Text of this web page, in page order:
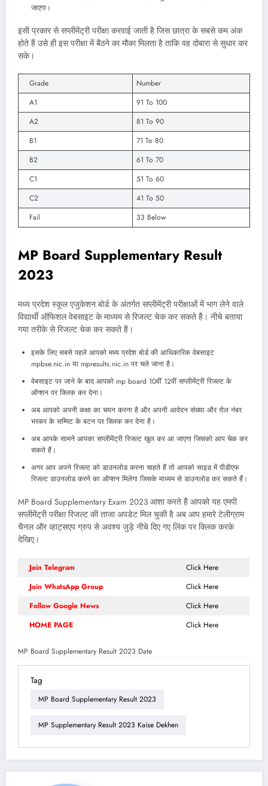
जाएगा।
इसी प्रकार से सप्लीमेंट्री परीक्षा करवाई जाती है जिस छात्रा के सबसे कम अंक
होते हैं उसे ही इस परीक्षा में बैठने का मौका मिलता है ताकि वह दोबारा से सुधार कर
सके।
Grade
Number
A1
91 To 100
A2
81 To 90
B1
71 To 80
B2
61 To 70
C1
51 To 60
C2
41 To 50
Fail
33 Below
MP Board Supplementary Result
2023
मध्य प्रदेश स्कूल एजुकेशन बोर्ड के अंतर्गत सप्लीमेंट्री परीक्षाओं में भाग लेने वाले
विद्यार्थी ऑफिशल वेबसाइट के माध्यम से रिजल्ट चेक कर सकते हैं। नीचे बताया
गया तरीके से रिजल्ट चेक कर सकते हैं।
इसके लिए सबसे पहले आपको मध्य प्रदेश बोर्ड की आधिकारिक वेबसाइट
mpbse.nic.in या mpresults.nic.in पर चले जाना है।
वेबसाइट पर जाने के बाद आपको mp board 10वीं 12वीं सप्लीमेंट्री रिजल्ट के
ऑप्शन पर क्लिक कर देना।
अब आपको अपनी कक्षा का चयन करना है और अपनी आवेदन संख्या और रोल नंबर
भरकर के सम्मिट के बटन पर क्लिक कर देना है।
अब आपके सामने आपका सप्लीमेंट्री रिजल्ट खुल कर आ जाएगा जिसको आप चेक कर
सकते हैं।
अगर आप अपने रिजल्ट को डाउनलोड करना चाहते हैं तो आपको साइड में पीडीएफ
रिजल्ट डाउनलोड करने का ऑप्शन मिलेगा जिसके माध्यम से डाउनलोड कर सकते हैं।
MP Board Supplementary Exam 2023 आशा करते हैं आपको यह एमपी
सप्लीमेंट्री परीक्षा रिजल्ट की ताजा अपडेट मिल चुकी है अब आप हमारे टेलीग्राम
चैनल और व्हाट्सएप ग्रुप से अवश्य जुड़े नीचे दिए गए लिंक पर क्लिक करके
देखिए।
Join Telegram
Click Here
Join WhatsApp Group
Click Here
Follow Google News
Click Here
HOME PAGE
Click Here
MP Board Supplementary Result 2023 Date
Tag
MP Board Supplementary Result 2023
MP Supplementary Result 2023 Kaise Dekhen